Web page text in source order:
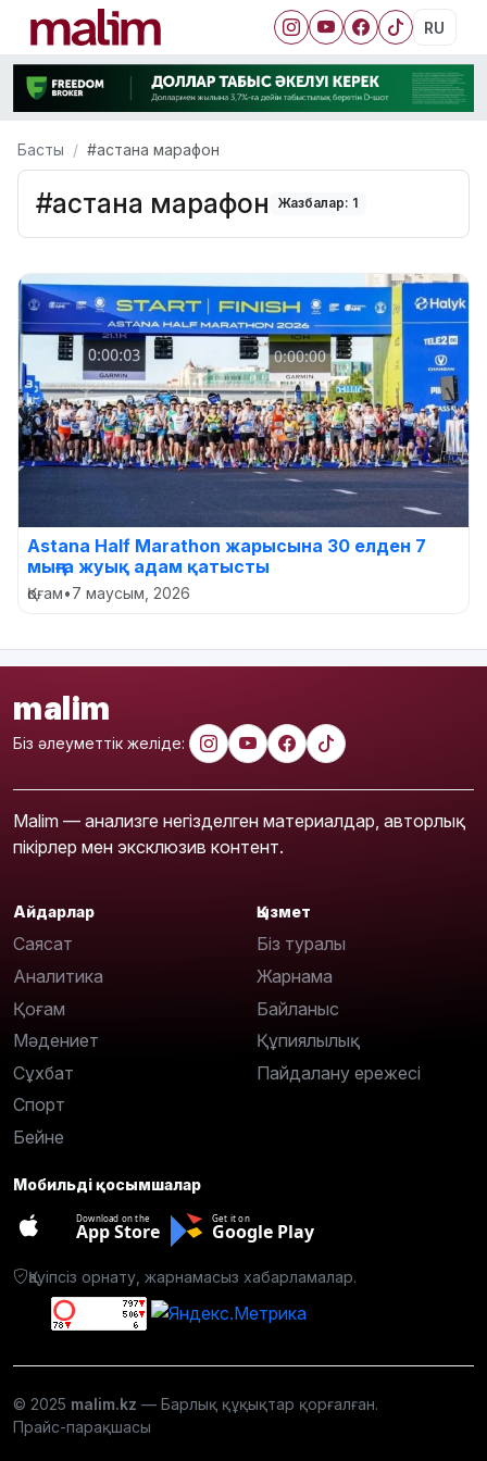
RU
Басты #астана марафон
#астана марафон Жазбалар: 1
Astana Half Marathon жарысына 30 елден 7
мыңға жуық адам қатысты
Қоғам•7 маусым, 2026
malim
Біз әлеуметтік желіде:
Malim — анализге негізделген материалдар, авторлық
пікірлер мен эксклюзив контент.
Айдарлар
Саясат
Аналитика
Қоғам
Мәдениет
Сұхбат
Спорт
Бейне
Қызмет
Біз туралы
Жарнама
Байланыс
Құпиялылық
Пайдалану ережесі
Мобильді қосымшалар
Download on the
App Store
Get it on
Google Play
Қауіпсіз орнату, жарнамасыз хабарламалар.
© 2025 malim.kz — Барлық құқықтар қорғалған.
Прайс-парақшасы